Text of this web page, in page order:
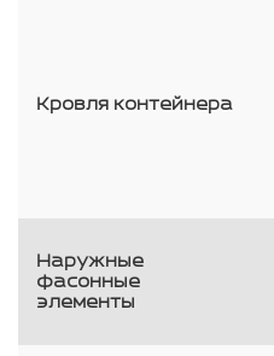
Кровля контейнера
Наружные
фасонные
элементы